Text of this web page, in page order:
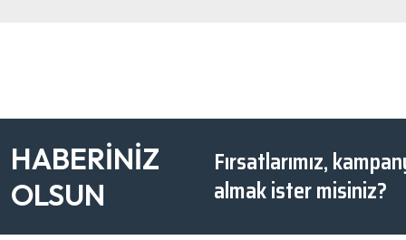
HABERİNİZ
OLSUN
Fırsatlarımız,
almak ister misiniz?